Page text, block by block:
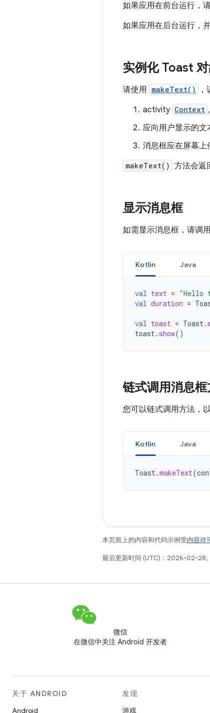
如果应用在前台运行，
如果应用在后台运行，
实例化 Toast
请使用 makeText()
activity Context 。
应向用户显示的文
消息框应在屏幕上
makeText() 方法会返
显示消息框
如需显示消息框，请调用
Kotlin Java
val text = "Hello
val duration =
val toast = Toast.
toast. show()
链式调用消息
您可以链式调用方法，
Kotlin Java
Toast.makeText(
本页面上的内容和代码示例受内容许
最后更新时间 (UTC)：2026-02-28。
微信
在微信中关注 Android 开发者
关于 ANDROID
Android
发现
游戏